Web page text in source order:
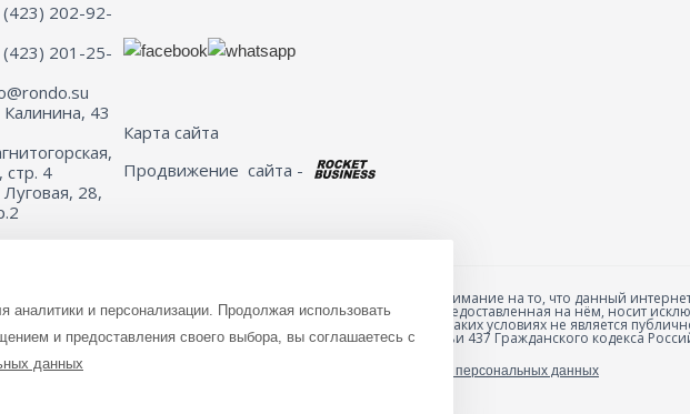
(423) 202-92-
(423) 201-25-
Калинина, 43
стр. 4
Луговая, 28,
Карта сайта
Продвижение сайта -
офертой.
и стоимости указанных товаров и
сайта с помощью специальной формы
Обращаем ваше внимание на то, что данный
товарах и ценах, предоставленная на нём, носит
характер и ни при каких условиях не является
положениями Статьи 437 Гражданского кодекса
Политика обработки персональных данных
и персонализации. Продолжая использовать
и предоставления своего выбора, вы соглашаетесь с
данных